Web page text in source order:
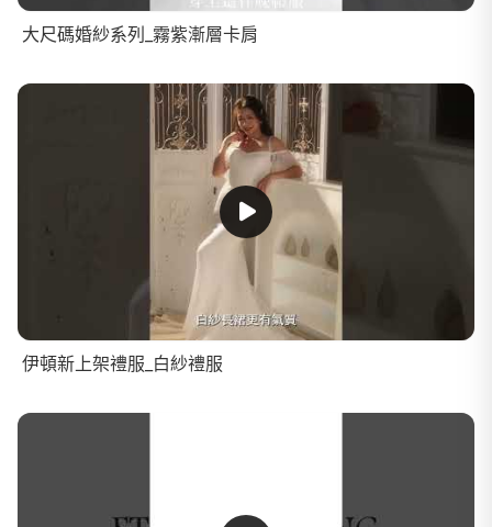
大尺碼婚紗系列_霧紫漸層卡肩
伊頓新上架禮服_白紗禮服